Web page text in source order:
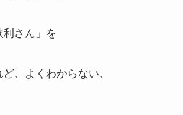
利さん」を
、よくわからない、